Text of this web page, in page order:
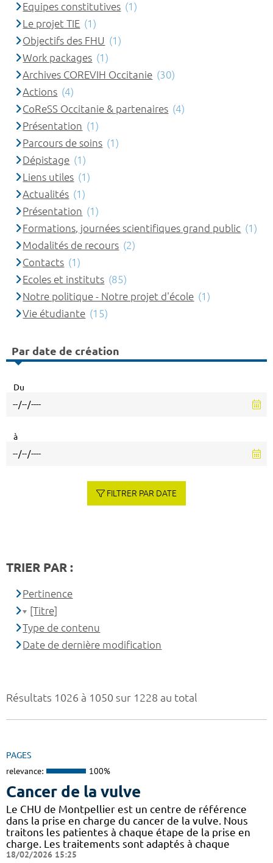
Résultats 1026 à 1050 sur 1228 au total
PAGES
relevance: 100%
Cancer de la vulve
Le CHU de Montpellier est un centre de référence
dans la prise en charge du cancer de la vulve. Nous
traitons les patientes à chaque étape de la prise en
charge. Les traitements sont adaptés à chaque
18/02/2026 15:25
Equipes constitutives (1)
Le projet TIE (1)
Objectifs des FHU (1)
Work packages (1)
Archives COREVIH Occitanie (30)
Actions (4)
CoReSS Occitanie & partenaires (4)
Présentation (1)
Parcours de soins (1)
Dépistage (1)
Liens utiles (1)
Actualités (1)
Présentation (1)
Formations, journées scientifiques grand public (1)
Modalités de recours (2)
Contacts (1)
Ecoles et instituts (85)
Notre politique - Notre projet d'école (1)
Vie étudiante (15)
Par date de création
Du
à
FILTRER PAR DATE
TRIER PAR :
Pertinence
[Titre]
Type de contenu
Date de dernière modification